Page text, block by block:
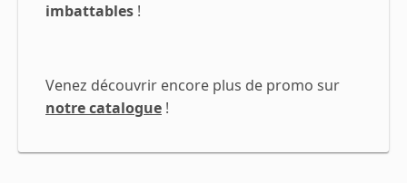
imbattables !
Venez découvrir encore plus de promo sur
notre catalogue !